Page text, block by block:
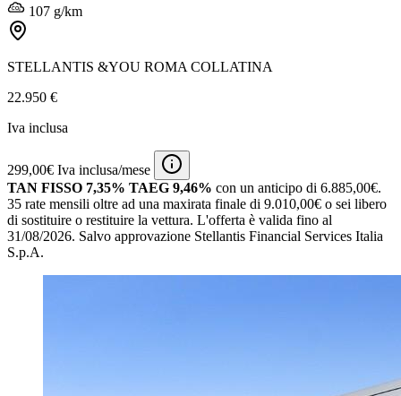
107 g/km
STELLANTIS &YOU ROMA COLLATINA
22.950 €
Iva inclusa
299,00€ Iva inclusa/mese
TAN FISSO 7,35% TAEG 9,46% con un anticipo di 6.885,00€.
35 rate mensili oltre ad una maxirata finale di 9.010,00€ o sei libero
di sostituire o restituire la vettura. L'offerta è valida fino al
31/08/2026. Salvo approvazione Stellantis Financial Services Italia
S.p.A.